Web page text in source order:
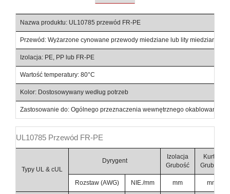
Nazwa produktu: UL10785 przewód FR-PE
Przewód: Wyżarzone cynowane przewody miedziane lub lity miedziany
Izolacja: PE, PP lub FR-PE
Wartość temperatury: 80°C
Kolor: Dostosowywany według potrzeb
Zastosowanie do: Ogólnego przeznaczenia wewnętrznego okablowania
UL10785 Przewód FR-PE
Typy UL & cUL
Dyrygent
Izolacja
Grubość
Kurtka
Grubość
Rozstaw (AWG) NIE./mm mm mm